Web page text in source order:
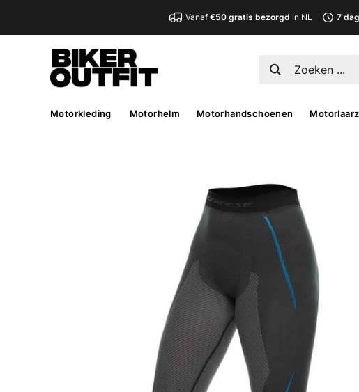
Vanaf€50 gratis bezorgd in NL 7
Motorkleding Motorhelm Motorhandschoenen